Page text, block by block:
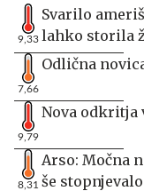
9,33
Svarilo
lahko storila
7,66
Odlična
9,79
Nova odkritja
8,31
Arso: Močna
še